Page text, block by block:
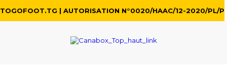
TOGOFOOT.TG | AUTORISATION N°0020/HAAC/12-2020/PL/P